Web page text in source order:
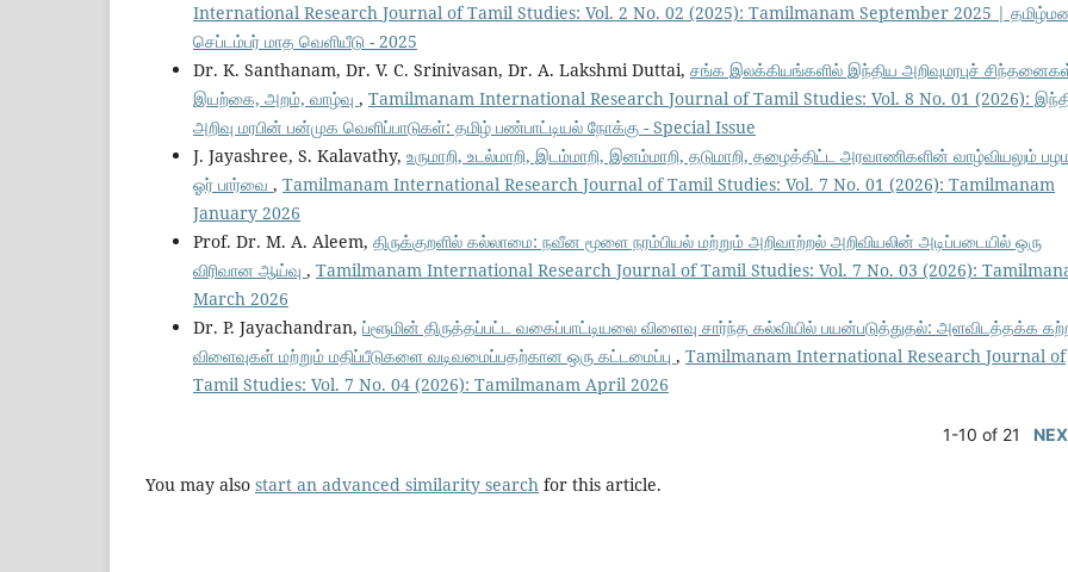
International Research Journal of Tamil Studies: Vol. 2 No. 02 (2025): Tamilmanam September 2025 |
செப்டம்பர் மாத வெளியீடு - 2025
Dr. K. Santhanam, Dr. V. C. Srinivasan, Dr. A. Lakshmi Duttai, சங்க இலக்கியங்களில் இந்திய அறிவுமரபுச்
இயற்கை, அறம், வாழ்வு , Tamilmanam International Research Journal of Tamil Studies: Vol. 8 No. 01 (2026):
அறிவு மரபின் பன்முக வெளிப்பாடுகள்: தமிழ் பண்பாட்டியல் நோக்கு - Special Issue
J. Jayashree, S. Kalavathy, உருமாறி, உடல்மாறி, இடம்மாறி, இனம்மாறி, தடுமாறி, தழைத்திட்ட அரவாணிகளின் வாழ்வியலும்
ஓர் பார்வை , Tamilmanam International Research Journal of Tamil Studies: Vol. 7 No. 01 (2026): Tamilmanam
January 2026
Prof. Dr. M. A. Aleem, திருக்குறளில் கல்லாமை: நவீன மூளை நரம்பியல் மற்றும் அறிவாற்றல் அறிவியலின் அடிப்படையில் ஒரு
விரிவான ஆய்வு , Tamilmanam International Research Journal of Tamil Studies: Vol. 7 No. 03 (2026):
March 2026
Dr. P. Jayachandran, ப்ளூமின் திருத்தப்பட்ட வகைப்பாட்டியலை விளைவு சார்ந்த கல்வியில் பயன்படுத்துதல்: அளவிடத்தக்க
விளைவுகள் மற்றும் மதிப்பீடுகளை வடிவமைப்பதற்கான ஒரு கட்டமைப்பு , Tamilmanam International Research Journal of
Tamil Studies: Vol. 7 No. 04 (2026): Tamilmanam April 2026
1-10 of 21
You may also start an advanced similarity search for this article.